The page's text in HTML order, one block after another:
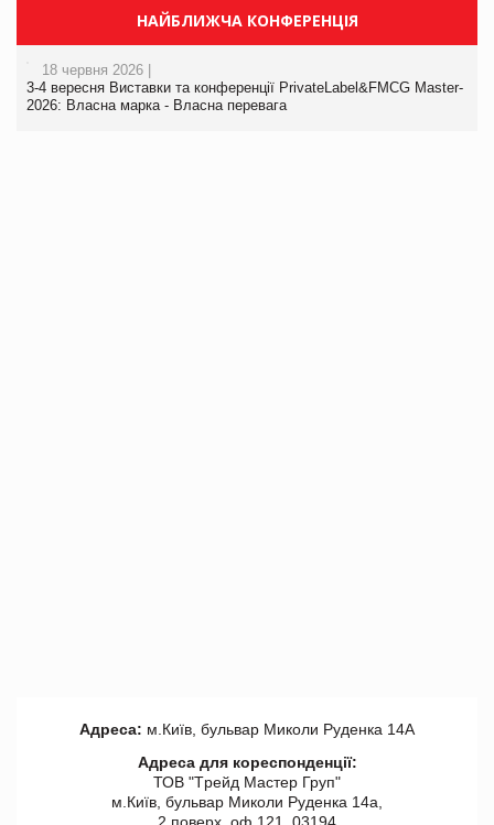
НАЙБЛИЖЧА КОНФЕРЕНЦІЯ
18 червня 2026 |
3-4 вересня Виставки та конференції PrivateLabel&FMCG Master-
2026: Власна марка - Власна перевага
Адреса: м.Київ, бульвар Миколи Руденка 14А
Адреса для кореспонденції:
ТОВ "Tрейд Мастер Груп"
м.Київ, бульвар Миколи Руденка 14а,